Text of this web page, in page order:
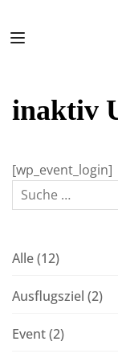
inaktiv
[wp_event_login]
Alle(12)
Ausflugsziel (2)
Event(2)